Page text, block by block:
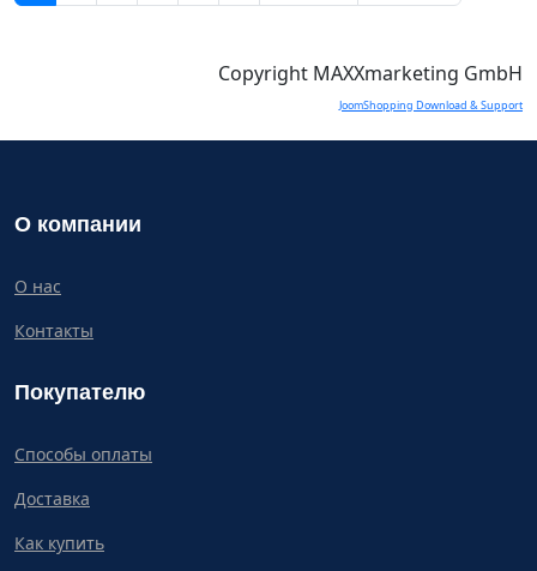
Copyright MAXXmarketing GmbH
JoomShopping Download & Support
О компании
О нас
Контакты
Покупателю
Способы оплаты
Доставка
Как купить